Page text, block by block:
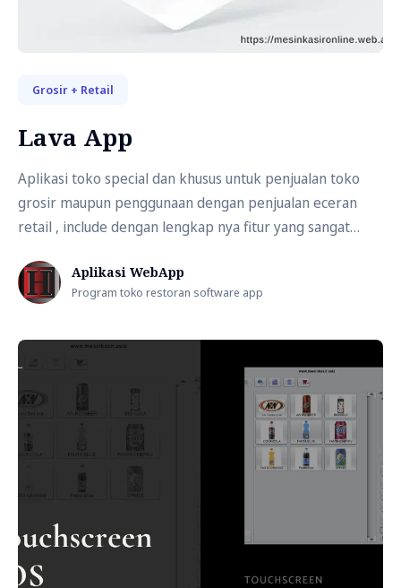
Grosir + Retail
Lava App
Aplikasi toko special dan khusus untuk penjualan toko
grosir maupun penggunaan dengan penjualan eceran
retail , include dengan lengkap nya fitur yang sangat
integrasi dengan website.
Aplikasi WebApp
Program toko restoran software app